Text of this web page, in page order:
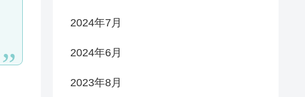
2024年7月
2024年6月
2023年8月